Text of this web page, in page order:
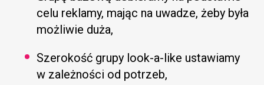
celu reklamy, mając na uwadze, żeby była
możliwie duża,
Szerokość grupy look-a-like ustawiamy
w zależności od potrzeb,